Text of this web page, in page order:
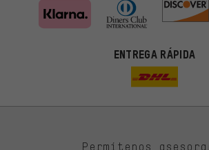
ENTREGA RÁPIDA
Permítenos